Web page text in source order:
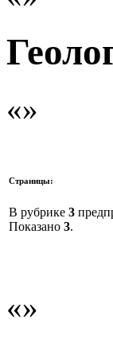
Страницы:
В рубрике 3
Показано 3.